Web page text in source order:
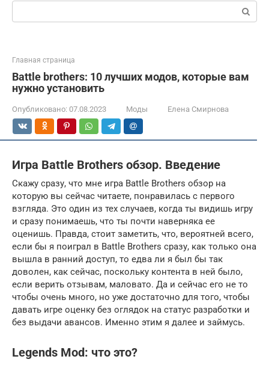
Поиск:
Главная страница
Battle brothers: 10 лучших модов, которые вам
нужно установить
Опубликовано: 07.08.2023 Моды Елена Смирнова
Игра Battle Brothers обзор. Введение
Скажу сразу, что мне игра Battle Brothers обзор на
которую вы сейчас читаете, понравилась с первого
взгляда. Это один из тех случаев, когда ты видишь игру
и сразу понимаешь, что ты почти наверняка ее
оценишь. Правда, стоит заметить, что, вероятней всего,
если бы я поиграл в Battle Brothers сразу, как только она
вышла в ранний доступ, то едва ли я был бы так
доволен, как сейчас, поскольку контента в ней было,
если верить отзывам, маловато. Да и сейчас его не то
чтобы очень много, но уже достаточно для того, чтобы
давать игре оценку без оглядок на статус разработки и
без выдачи авансов. Именно этим я далее и займусь.
Legends Mod: что это?